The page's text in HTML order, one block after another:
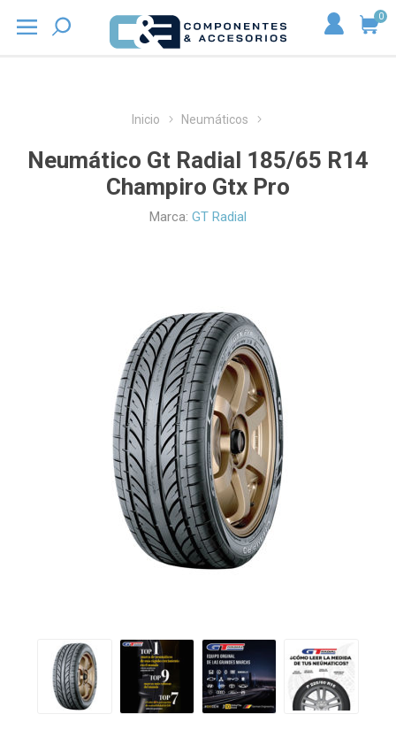
0
Inicio Neumáticos
Neumático Gt Radial 185/65 R14
Champiro Gtx Pro
Marca: GT Radial